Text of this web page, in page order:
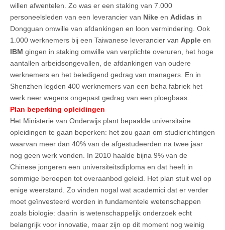
willen afwentelen. Zo was er een staking van 7.000
personeelsleden van een leverancier van Nike en Adidas in
Dongguan omwille van afdankingen en loon vermindering. Ook
1.000 werknemers bij een Taiwanese leverancier van Apple en
IBM gingen in staking omwille van verplichte overuren, het hoge
aantallen arbeidsongevallen, de afdankingen van oudere
werknemers en het beledigend gedrag van managers. En in
Shenzhen legden 400 werknemers van een beha fabriek het
werk neer wegens ongepast gedrag van een ploegbaas.
Plan beperking opleidingen
Het Ministerie van Onderwijs plant bepaalde universitaire
opleidingen te gaan beperken: het zou gaan om studierichtingen
waarvan meer dan 40% van de afgestudeerden na twee jaar
nog geen werk vonden. In 2010 haalde bijna 9% van de
Chinese jongeren een universiteitsdiploma en dat heeft in
sommige beroepen tot overaanbod geleid. Het plan stuit wel op
enige weerstand. Zo vinden nogal wat academici dat er verder
moet geïnvesteerd worden in fundamentele wetenschappen
zoals biologie: daarin is wetenschappelijk onderzoek echt
belangrijk voor innovatie, maar zijn op dit moment nog weinig